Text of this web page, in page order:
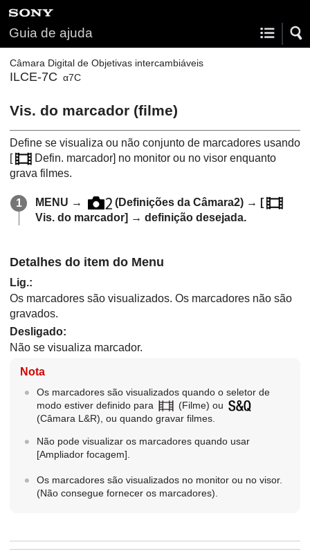
Guia de ajuda
Câmara Digital de Objetivas intercambiáveis
ILCE-7C α7C
Vis. do marcador (filme)
Define se visualiza ou não conjunto de marcadores usando
[
Defin. marcador] no monitor ou no visor enquanto
grava filmes.
MENU → (Definições da Câmara2) → [
Vis. do marcador] → definição desejada.
Detalhes do item do Menu
Lig.:
Os marcadores são visualizados. Os marcadores não são
gravados.
Desligado:
Não se visualiza marcador.
Nota
Os marcadores são visualizados quando o seletor de
modo estiver definido para
(Filme) ou
(Câmara L&R), ou quando gravar filmes.
Não pode visualizar os marcadores quando usar
[Ampliador focagem]
Os marcadores são visualizados no monitor ou no visor.
(Não consegue fornecer os marcadores).